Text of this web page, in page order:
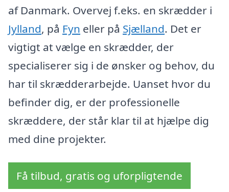
af Danmark. Overvej f.eks. en skrædder i
Jylland, på Fyn eller på Sjælland. Det er
vigtigt at vælge en skrædder, der
specialiserer sig i de ønsker og behov, du
har til skrædderarbejde. Uanset hvor du
befinder dig, er der professionelle
skræddere, der står klar til at hjælpe dig
med dine projekter.
Få tilbud, gratis og uforpligtende